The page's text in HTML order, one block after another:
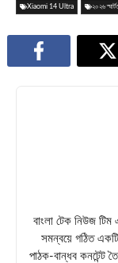
Xiaomi 14 Ultra ২০২৬
বাংলা টেক নিউজ টিম
সমন্বয়ে গঠিত
পাঠক-বান্ধব কনটেন্ট